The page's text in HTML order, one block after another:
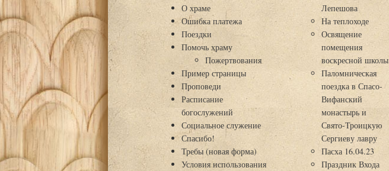
О храме
Ошибка платежа
Поездки
Помочь храму
Пожертвования
Пример страницы
Проповеди
Расписание
богослужений
Социальное служение
Спасибо!
Требы (новая форма)
Условия использования
Лепешова
На теплоходе
Освящение
помещения
воскресной школы
Паломническая
поездка в Спасо-
Вифанский
монастырь и
Свято-Троицкую
Сергиеву лавру
Пасха 16.04.23
Праздник Входа